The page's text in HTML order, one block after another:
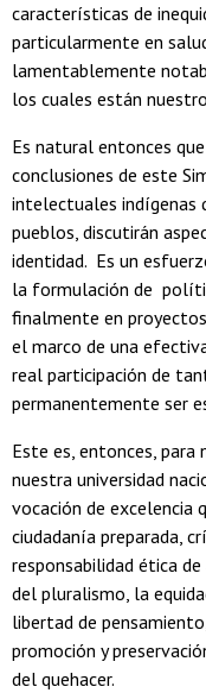
características de
particularmente en
lamentablemente
los cuales están
Es natural entonces
conclusiones de este
intelectuales indígenas
pueblos, discutirán
identidad. Es un
la formulación de
finalmente en
el marco de una
real participación de
permanentemente ser
Este es, entonces,
nuestra universidad
vocación de excelencia
ciudadanía preparada,
responsabilidad ética
del pluralismo, la
libertad de
promoción y
del quehacer.